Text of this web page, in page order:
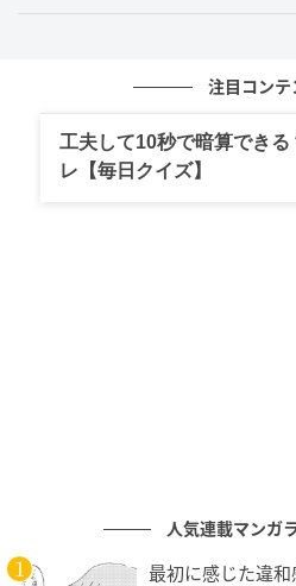
ブランド初となるリップグロ
ン酸やスクワランを配合した
ーと光が唇に立体感を添える
レイヤードも自在。
RMK グロウ イルミネータ
注目コンテ
工夫して10秒で暗算できる
レ【毎日クイズ】
人気連載マンガ
最初に感じた違